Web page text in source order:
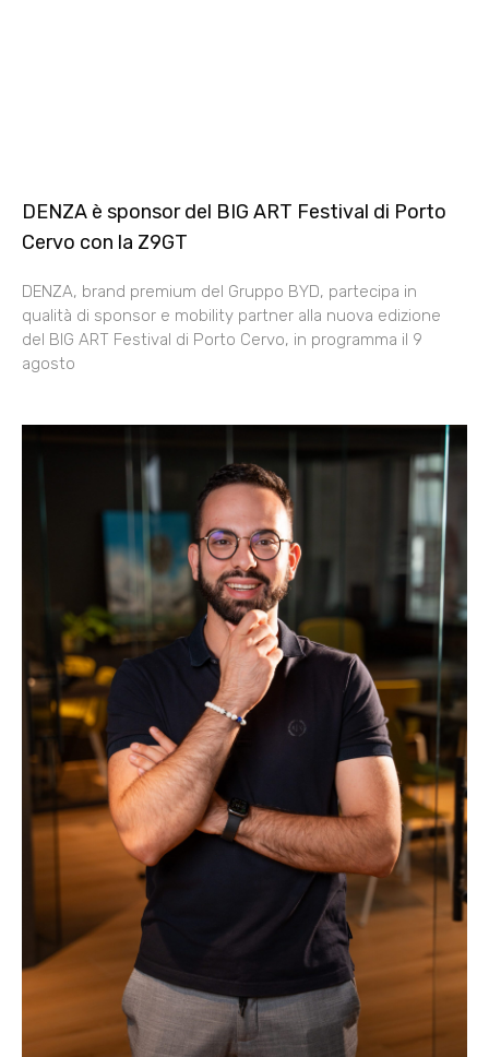
DENZA è sponsor del BIG ART Festival di Porto
Cervo con la Z9GT
DENZA, brand premium del Gruppo BYD, partecipa in
qualità di sponsor e mobility partner alla nuova edizione
del BIG ART Festival di Porto Cervo, in programma il 9
agosto